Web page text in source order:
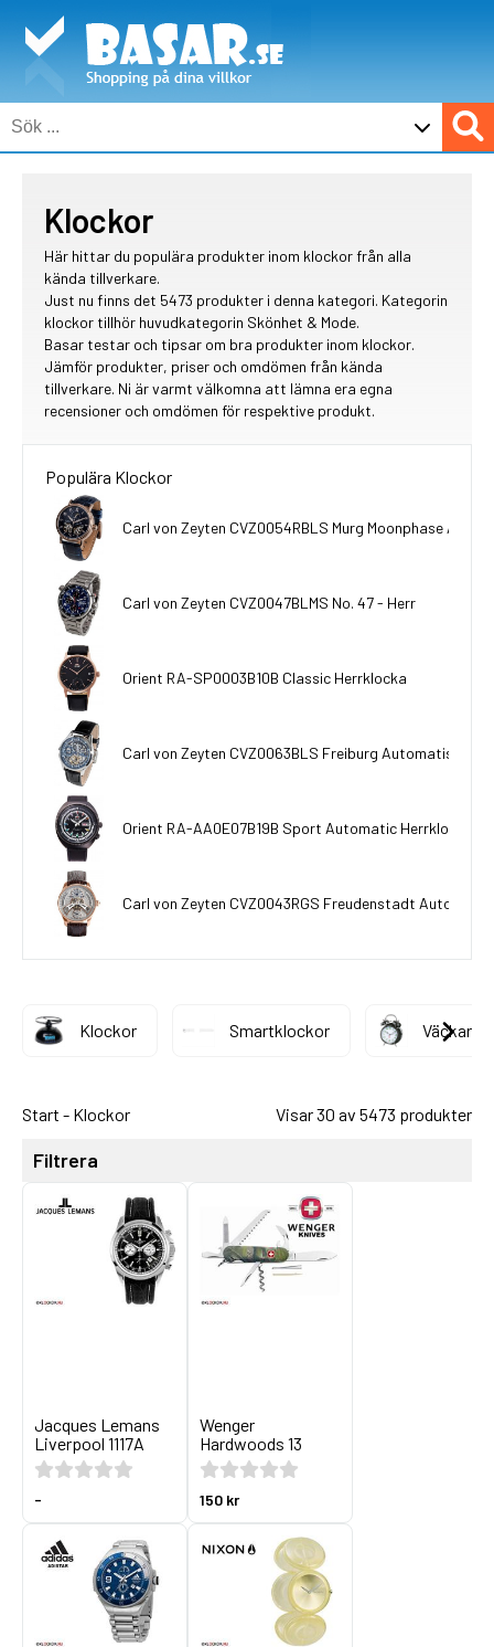
Klockor
Här hittar du populära produkter inom klockor från alla
kända tillverkare.
Just nu finns det 5473 produkter i denna kategori. Kategorin
klockor tillhör huvudkategorin Skönhet & Mode.
Basar testar och tipsar om bra produkter inom klockor.
Jämför produkter, priser och omdömen från kända
tillverkare. Ni är varmt välkomna att lämna era egna
recensioner och omdömen för respektive produkt.
Populära Klockor
Carl von Zeyten CVZ0054RBLS Murg Moonphase
Carl von Zeyten CVZ0047BLMS No. 47 - Herr
Orient RA-SP0003B10B Classic Herrklocka
Carl von Zeyten CVZ0063BLS Freiburg Automatisk
Orient RA-AA0E07B19B Sport Automatic Herrklocka
Carl von Zeyten CVZ0043RGS Freudenstadt
Klockor Smartklockor
Start - Klockor Visar 30 av 5473 produkter
Filtrera
Jacques Lemans
Liverpool 1117A
-
Wenger
Hardwoods 13
150 kr